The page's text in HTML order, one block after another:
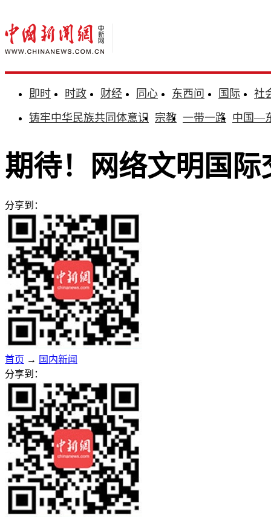
即时 时政 财经 同心 东西问 国际
社
铸牢中华民族共同体意识 宗教 一带一路 中国—
期待！网络文明国
分享到：
首页 → 国内新闻
分享到：